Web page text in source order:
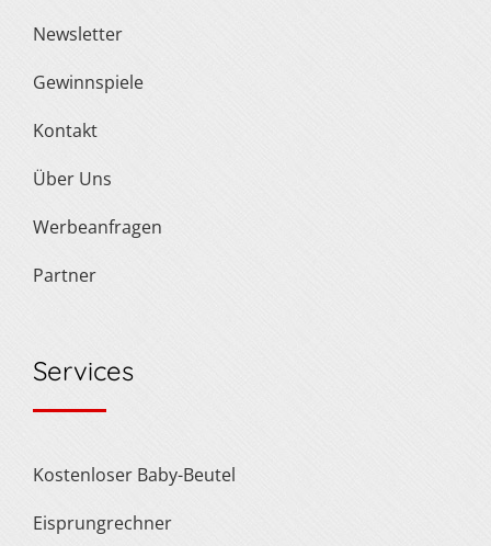
Newsletter
Gewinnspiele
Kontakt
Über Uns
Werbeanfragen
Partner
Services
Kostenloser Baby-Beutel
Eisprungrechner